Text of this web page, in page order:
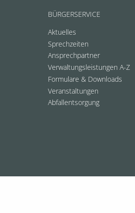
BÜRGERSERVICE
Aktuelles
Sprechzeiten
Ansprechpartner
Verwaltungsleistungen A-Z
Formulare & Downloads
Veranstaltungen
Abfallentsorgung